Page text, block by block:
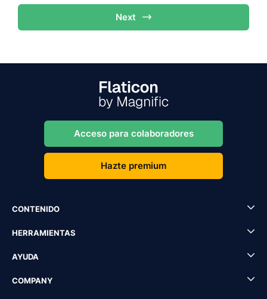
Next
Acceso para colaboradores
Hazte premium
CONTENIDO
HERRAMIENTAS
AYUDA
COMPANY